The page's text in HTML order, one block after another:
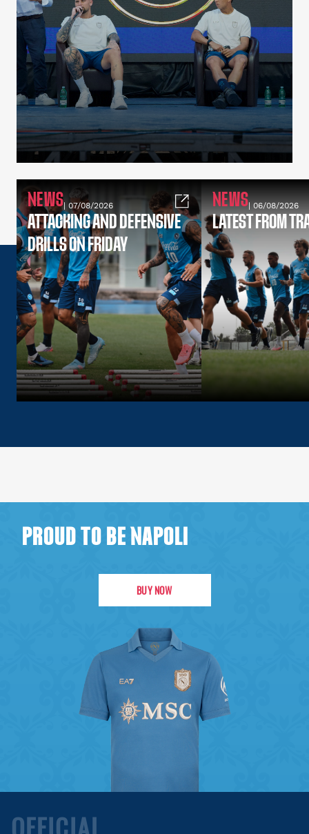
NEWS| 07/08/2026
ATTACKING AND DEFENSIVE
DRILLS ON FRIDAY
NEWS| 06/08/2026
LATEST FROM
PROUD TO BE NAPOLI
BUY NOW